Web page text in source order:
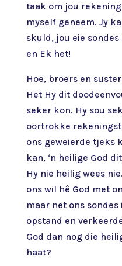
taak om jou
myself geneem. Jy
skuld, jou eie
en Ek het!
Hoe, broers en
Het Hy dit
seker kon. Hy sou
oortrokke
ons geweierde tjeks
kan, ‘n heilige God
Hy nie heilig wees
ons wil hê God met
maar net ons
opstand en
God dan nog die
haat?